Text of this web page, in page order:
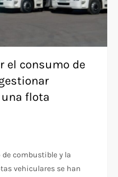
el consumo de
flota
combustible y la
vehiculares se han